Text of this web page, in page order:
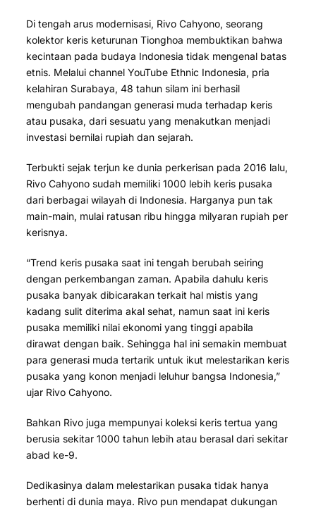
Di tengah arus modernisasi, Rivo Cahyono, seorang
kolektor keris keturunan Tionghoa membuktikan bahwa
kecintaan pada budaya Indonesia tidak mengenal batas
etnis. Melalui channel YouTube Ethnic Indonesia, pria
kelahiran Surabaya, 48 tahun silam ini berhasil
mengubah pandangan generasi muda terhadap keris
atau pusaka, dari sesuatu yang menakutkan menjadi
investasi bernilai rupiah dan sejarah.
Terbukti sejak terjun ke dunia perkerisan pada 2016 lalu,
Rivo Cahyono sudah memiliki 1000 lebih keris pusaka
dari berbagai wilayah di Indonesia. Harganya pun tak
main-main, mulai ratusan ribu hingga milyaran rupiah per
kerisnya.
“Trend keris pusaka saat ini tengah berubah seiring
dengan perkembangan zaman. Apabila dahulu keris
pusaka banyak dibicarakan terkait hal mistis yang
kadang sulit diterima akal sehat, namun saat ini keris
pusaka memiliki nilai ekonomi yang tinggi apabila
dirawat dengan baik. Sehingga hal ini semakin membuat
para generasi muda tertarik untuk ikut melestarikan keris
pusaka yang konon menjadi leluhur bangsa Indonesia,”
ujar Rivo Cahyono.
Bahkan Rivo juga mempunyai koleksi keris tertua yang
berusia sekitar 1000 tahun lebih atau berasal dari sekitar
abad ke-9.
Dedikasinya dalam melestarikan pusaka tidak hanya
berhenti di dunia maya. Rivo pun mendapat dukungan